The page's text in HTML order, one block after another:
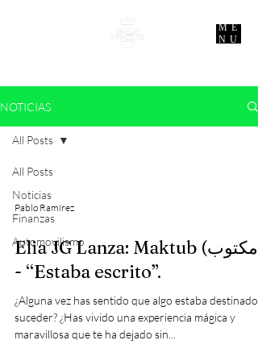
ME
NU
NOTICIAS
All Posts
Noticias
Finanzas
Automovilismo
All Posts
Pablo Ramírez
Elia JG Lanza: Maktub (مكتوب)
- “Estaba escrito”.
¿Alguna vez has sentido que algo estaba destinado
suceder? ¿Has vivido una experiencia mágica y
maravillosa que te ha dejado sin...